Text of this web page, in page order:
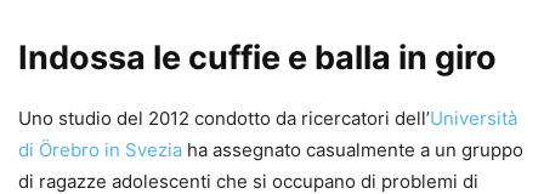
Indossa le cuffie e balla in giro
Uno studio del 2012 condotto da ricercatori dell’Università
di Örebro in Svezia ha assegnato casualmente a un gruppo
di ragazze adolescenti che si occupano di problemi di